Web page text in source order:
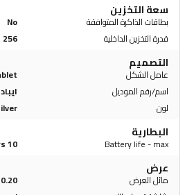
سعة التخزين
بطاقات الذاكرة المتوافقة No
قدرة التخزين الداخلية
256 GB
التصميم
عامل الشكل
اسم/رقم الموديل
لون
البطارية
Battery life - max
10 hours
عرض
مائل العرض in